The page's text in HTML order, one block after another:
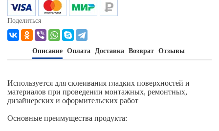
Поделиться
Описание Оплата Доставка Возврат Отзывы
Используется для склеивания гладких поверхностей и
материалов при проведении монтажных, ремонтных,
дизайнерских и оформительских работ
Основные преимущества продукта: